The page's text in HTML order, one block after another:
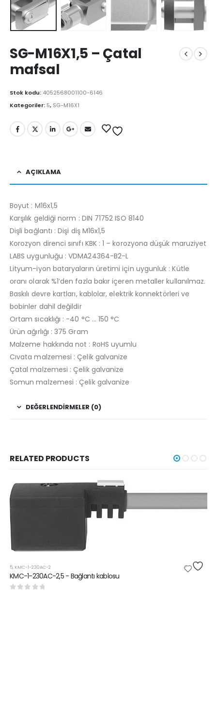
SG-M16X1,5 – Çatal
mafsal
Stok kodu: 4052568001100-6146
Kategoriler: 5, SG-M16X1
AÇIKLAMA
Boyut : M16x1,5
Karşılık geldiği norm : DIN 71752 ISO 8140
Dişli bağlantı : Dişi diş M16x1,5
Korozyon direnci sınıfı KBK : 1 – korozyona düşük maruziyet
LABS uygunluğu : VDMA24364-B2-L
Lityum-iyon bataryaların üretimi için uygunluk : Kütle
oranı olarak %1’den fazla bakır içeren metaller kullanılmaz.
Baskılı devre kartları, kablolar, elektrik konnektörleri ve
bobinler dahil değildir
Ortam sıcaklığı : -40 °C … 150 °C
Ürün ağırlığı : 375 Gram
Malzeme hakkında not : RoHS uyumlu
Cıvata malzemesi : Çelik galvanize
Çatal malzemesi : Çelik galvanize
Somun malzemesi : Çelik galvanize
DEĞERLENDIRMELER (0)
RELATED PRODUCTS
5, KMC-1-230AC-2
KMC-1-230AC-2,5 - Bağlantı kablosu